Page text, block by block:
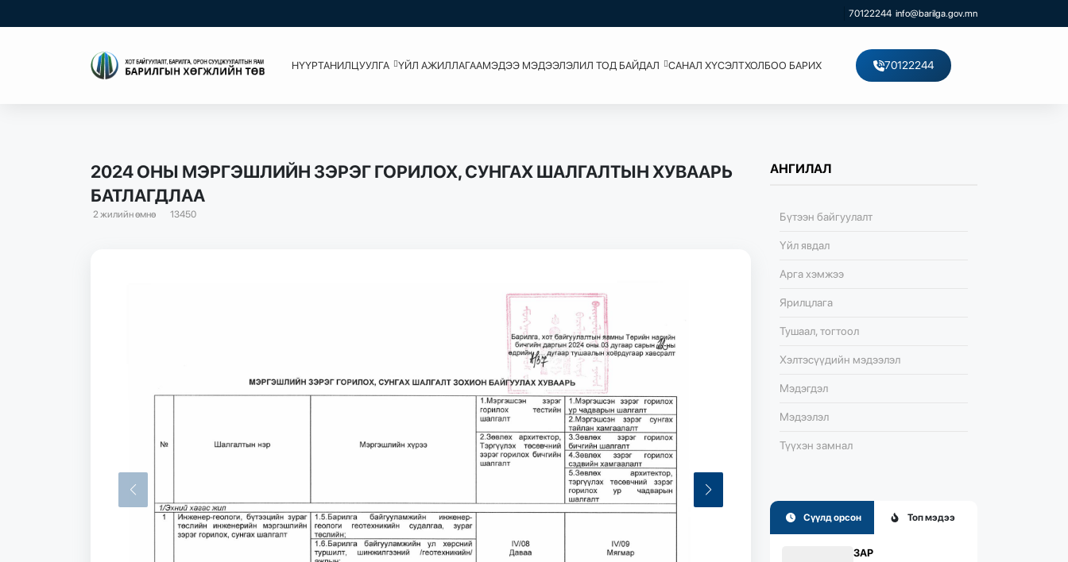
70122244 info@barilga.gov.mn
НҮҮРТАНИЛЦУУЛГА ҮЙЛ АЖИЛЛАГААМЭДЭЭ МЭДЭЭЛЭЛИЛ ТОД БАЙДАЛ САНАЛ ХҮСЭЛТХОЛБОО БАРИХ 70122244
2024 ОНЫ МЭРГЭШЛИЙН ЗЭРЭГ ГОРИЛОХ, СУНГАХ ШАЛГАЛТЫН ХУВААРЬ
БАТЛАГДЛАА
2 жилийн өмнө 13450
АНГИЛАЛ
Бүтээн байгуулалт
Үйл явдал
Арга хэмжээ
Ярилцлага
Тушаал, тогтоол
Хэлтэсүүдийн мэдээлэл
Мэдэгдэл
Мэдээлэл
Түүхэн замнал
Сүүлд орсон Топ мэдээ
ЗАР